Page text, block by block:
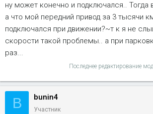
ну может конечно и подключался.. Тогда
а что мой передний привод за 3 тысячи
подключался при движении?~т к я не
скорости такой проблемы.. а при
раз...
Последнее редактирование
B bunin4
Участник